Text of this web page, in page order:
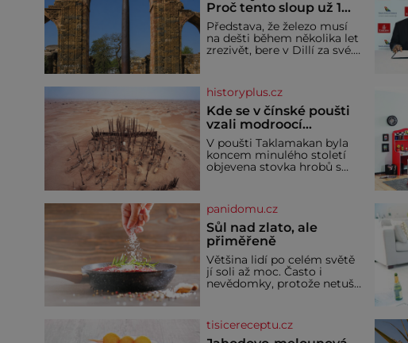
Proč tento sloup už 1
600 let nezná rez?
Představa, že železo musí
na dešti během několika let
zrezivět, bere v Dillí za své.
vysoký železný sloup, který
už přibližně 1 600 let
odolává počasí
historyplus.cz
Kde se v čínské poušti
vzali modroocí
blonďáci?
V poušti Taklamakan byla
koncem minulého století
objevena stovka hrobů s
byli pohřbeni s úctou a
četnými milodary. Asi
nejvíc přitom vědce zaujal
hrob tříměsíčního
chlapečka s modrou
filcovou čapkou, z níž se
draly blonďaté vlásky. Fakt,
že jsou těla dávných lidí
klimatickým podmínkám.
Sucho, prosolené písky a
panidomu.cz
Sůl nad zlato, ale
přiměřeně
Většina lidí po celém světě
jí soli až moc. Často i
nevědomky, protože netuší,
vyráběných potravinách,
dokonce i těch sladkých.
tisicereceptu.cz